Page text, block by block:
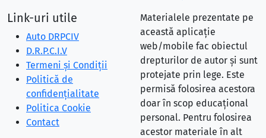
Link-uri utile
Auto DRPCIV
D.R.P.C.I.V
Termeni și Condiții
Politică de
confidențialitate
Politica Cookie
Contact
Materialele prezentate pe
această aplicație
web/mobile fac obiectul
drepturilor de autor și sunt
protejate prin lege. Este
permisă folosirea acestora
doar în scop educațional
personal. Pentru folosirea
acestor materiale în alt